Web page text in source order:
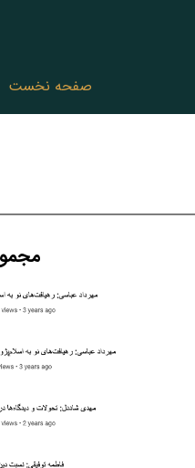
صفحه نخست